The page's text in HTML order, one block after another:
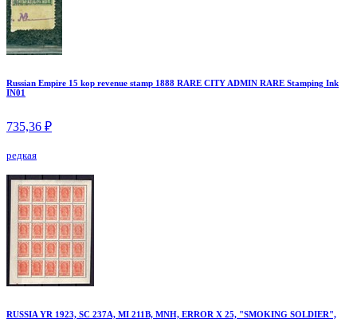
Russian Empire 15 kop revenue stamp 1888 RARE CITY ADMIN RARE Stamping Ink
IN01
735,36 ₽
редкая
RUSSIA YR 1923, SC 237A, MI 211B, MNH, ERROR X 25, "SMOKING SOLDIER",